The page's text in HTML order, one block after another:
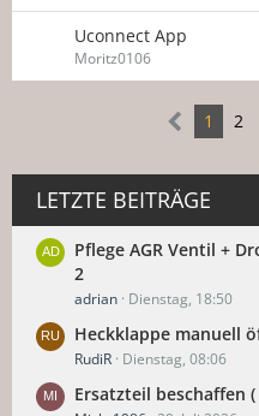
Uconnect App
Moritz0106
1 2
LETZTE BEITRÄGE
Pflege AGR Ventil +
2
adrian Dienstag, 18:50
Heckklappe manuell
RudiR Dienstag, 08:06
Ersatzteil beschaffen